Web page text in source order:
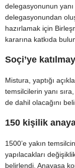
delegasyonunun
delegasyonundan
hazırlamak için
kararına katkıda
Soçi’ye
Mistura, yaptığı
temsilcilerin yanı
de dahil olacağını
150 kişilik
1500’e yakın
yapılacakları
belirlendi. Anayasa